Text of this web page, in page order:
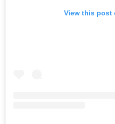
View this post